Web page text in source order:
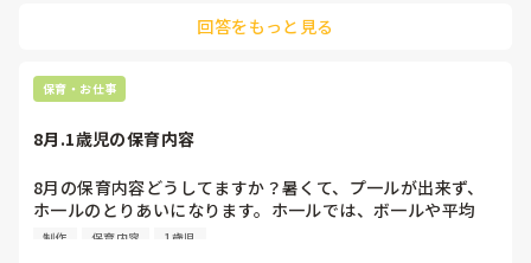
た、ストッパー付きキャスターをつけたロー棚を仕切りにすれ
り、脚元に水入りペットボトルなどの重りを付けて補強してみ
てくださいね。安全で使いやすい方法が見つかるよう応援して
回答をもっと見る
保育・お仕事
8月.1歳児の保育内容
8月の保育内容どうしてますか？暑くて、プ一ルが出来ず、
ホ一ルのとりあいになります。ホ一ルでは、ボ一ルや平均
台、風船で遊んでいます。製作で、うちわや望遠鏡や風鈴🎐
制作 保育内容 1歳児